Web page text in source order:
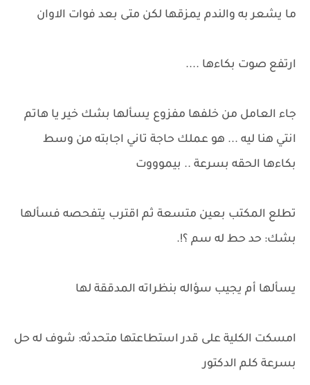
ما يشعر به والندم يمزقها لكن متى بعد فوات الاوان
ارتفع صوت بكاءها ....
جاء العامل من خلفها مفزوع يسألها بشك خير يا هاتم
انتي هنا ليه ... هو عملك حاجة تاني اجابته من وسط
بكاءها الحقه بسرعة .. بيموووت
تطلع المكتب بعين متسعة ثم اقترب يتفحصه فسألها
بشك: حد حط له سم ؟!.
يسألها أم يجيب سؤاله بنظراته المدققة لها
امسكت الكلية على قدر استطاعتها متحدثه: شوف له حل
بسرعة كلم الدكتور